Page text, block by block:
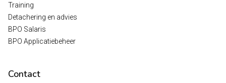
Training
Detachering en advies
BPO Salaris
BPO Applicatiebeheer
Contact